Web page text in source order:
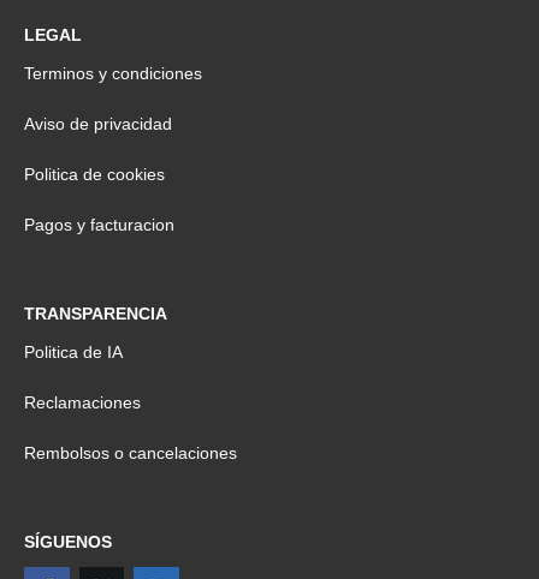
LEGAL
Terminos y condiciones
Aviso de privacidad
Politica de cookies
Pagos y facturacion
TRANSPARENCIA
Politica de IA
Reclamaciones
Rembolsos o cancelaciones
SÍGUENOS